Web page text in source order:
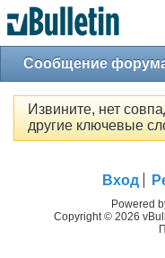
Сообщение
Извините, нет
другие ключевые
Вход
Powered
Copyright © 2026